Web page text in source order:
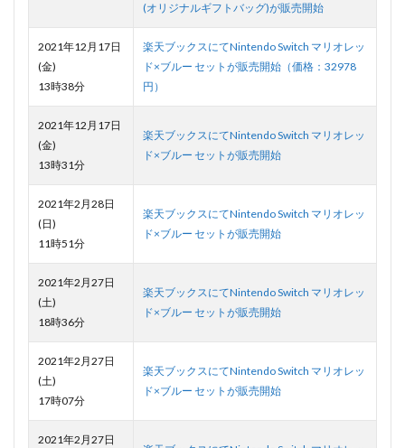
(オリジナルギフトバッグ)が販売開始
2021年12月17日
(金)
13時38分
楽天ブックスにてNintendo Switch マリオレッ
ド×ブルー セットが販売開始（価格：32978
円）
2021年12月17日
(金)
13時31分
楽天ブックスにてNintendo Switch マリオレッ
ド×ブルー セットが販売開始
2021年2月28日
(日)
11時51分
楽天ブックスにてNintendo Switch マリオレッ
ド×ブルー セットが販売開始
2021年2月27日
(土)
18時36分
楽天ブックスにてNintendo Switch マリオレッ
ド×ブルー セットが販売開始
2021年2月27日
(土)
17時07分
楽天ブックスにてNintendo Switch マリオレッ
ド×ブルー セットが販売開始
2021年2月27日